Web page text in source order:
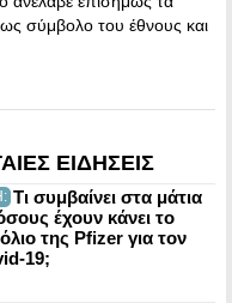
σύμβολο του έθνους και
ΕΙΔΗΣΕΙΣ
Τι συμβαίνει στα μάτια
έχουν κάνει το
της Pfizer για τον
19;